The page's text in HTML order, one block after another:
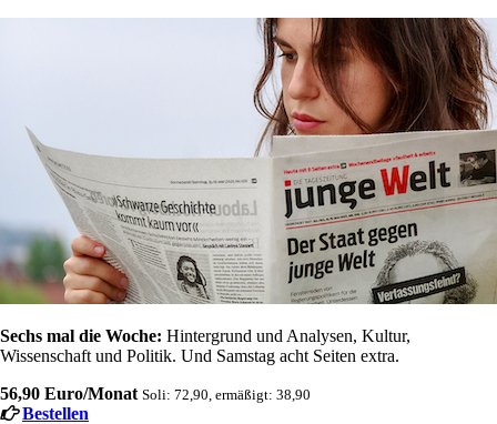
Sechs mal die Woche: Hintergrund und Analysen, Kultur,
Wissenschaft und Politik. Und Samstag acht Seiten extra.
56,90 Euro/Monat Soli: 72,90, ermäßigt: 38,90
Bestellen